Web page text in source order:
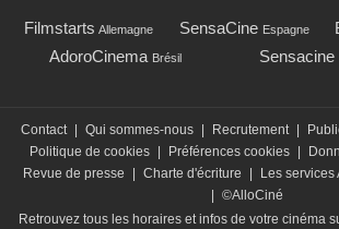
Filmstarts Allemagne SensaCine Espagne
AdoroCinema Brésil
Contact Qui sommes-nous Recrutement
Politique de cookies
Préférences cookies
Revue de presse
Charte d'écriture Les services
©AlloCiné
Retrouvez tous les horaires et infos de votre cinéma